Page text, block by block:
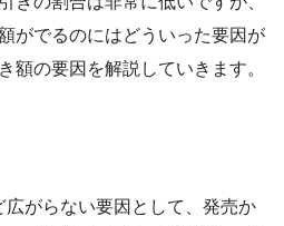
がでるのにはどういった要因が
額の要因を解説していきます。
がらない要因として、発売か